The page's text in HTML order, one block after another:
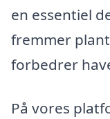
en essentiel
fremmer
forbedrer
På vores